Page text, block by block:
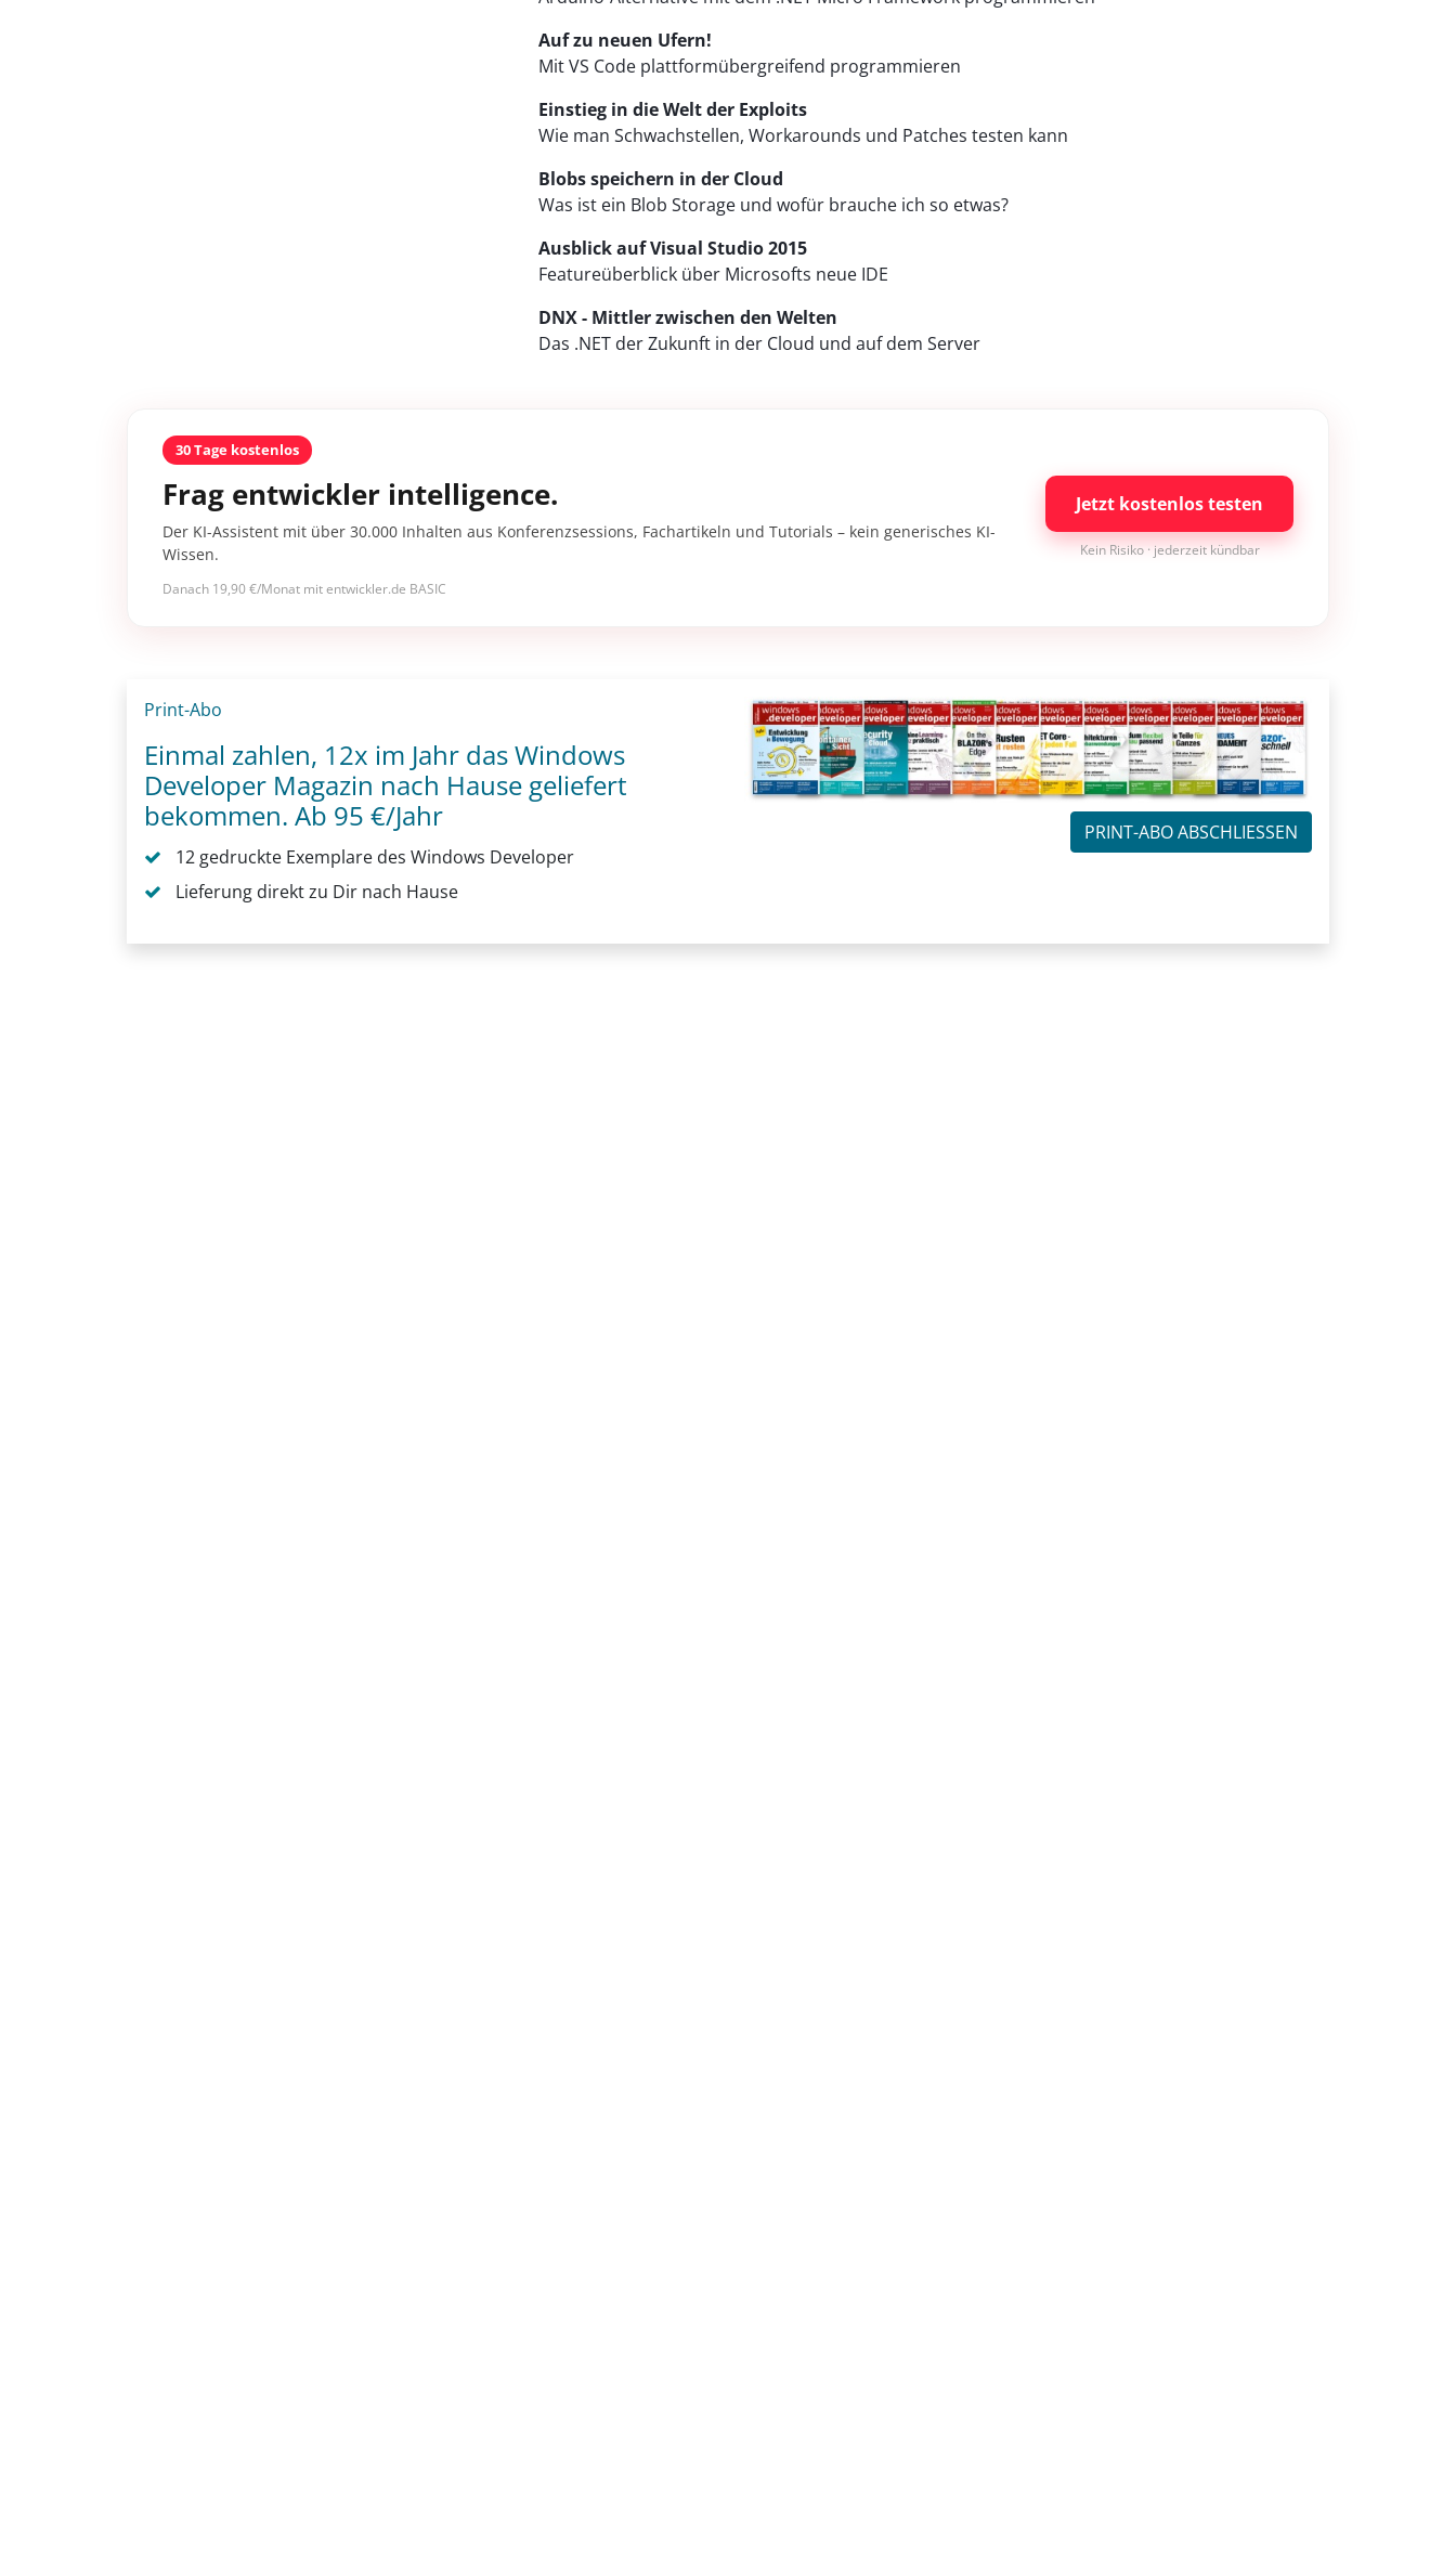
Auf zu neuen Ufern!
Mit VS Code plattformübergreifend programmieren
Einstieg in die Welt der Exploits
Wie man Schwachstellen, Workarounds und Patches testen kann
Blobs speichern in der Cloud
Was ist ein Blob Storage und wofür brauche ich so etwas?
Ausblick auf Visual Studio 2015
Featureüberblick über Microsofts neue IDE
DNX - Mittler zwischen den Welten
Das .NET der Zukunft in der Cloud und auf dem Server
30 Tage kostenlos
Frag entwickler intelligence.
Der KI-Assistent mit über 30.000 Inhalten aus Konferenzsessions, Fachartikeln und Tutorials – kein generisches KI-
Wissen.
Danach 19,90 €/Monat mit entwickler.de BASIC
Jetzt kostenlos testen
Kein Risiko · jederzeit kündbar
Print-Abo
Einmal zahlen, 12x im Jahr das Windows
Developer Magazin nach Hause geliefert
bekommen. Ab 95 €/Jahr
12 gedruckte Exemplare des Windows Developer
Lieferung direkt zu Dir nach Hause
PRINT-ABO ABSCHLIESSEN